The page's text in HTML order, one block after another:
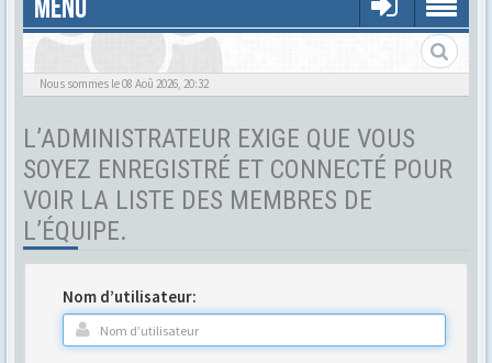
MENU
Tu cherches quelqu'un ?
Nous sommes le 08 Aoû 2026, 20:32
L’ADMINISTRATEUR EXIGE QUE VOUS
SOYEZ ENREGISTRÉ ET CONNECTÉ POUR
VOIR LA LISTE DES MEMBRES DE
L’ÉQUIPE.
Nom d’utilisateur: